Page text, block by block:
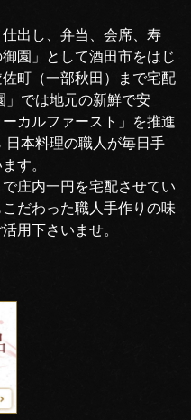
出し、弁当、会席、寿
園」として酒田市をはじ
町（一部秋田）まで宅配
」では地元の新鮮で安
カルファースト」を推進
日本料理の職人が毎日手
す。
庄内一円を宅配させてい
だわった職人手作りの味
用下さいませ。